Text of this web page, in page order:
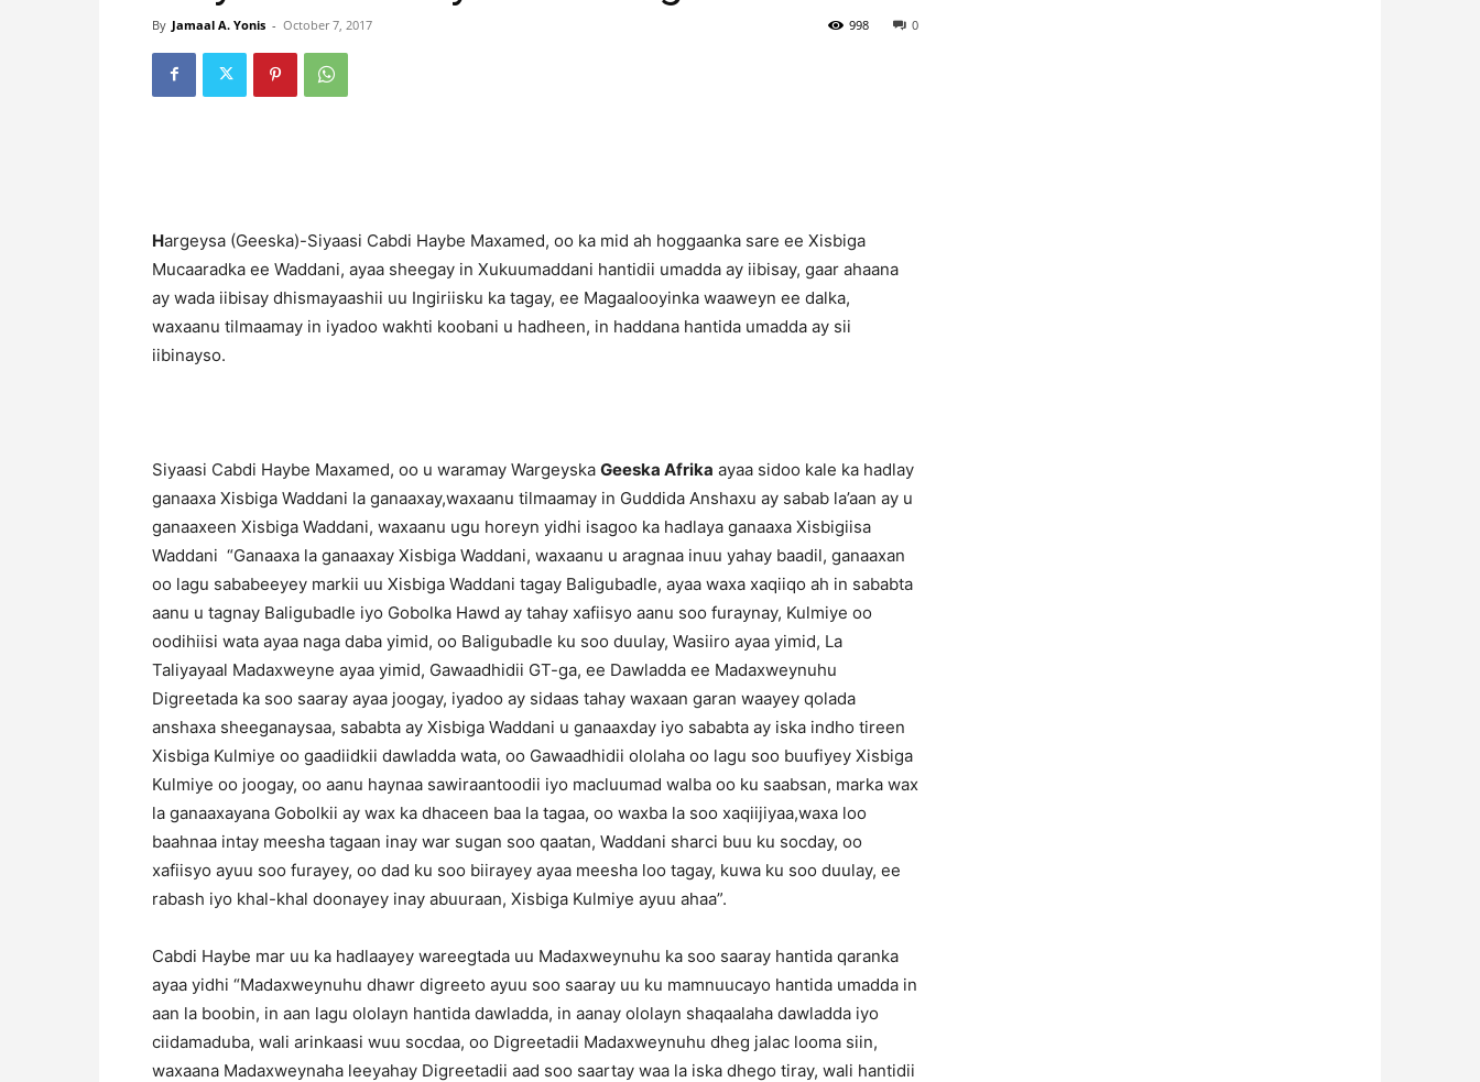
By Jamaal A. Yonis - October 7, 2017 0
998
Hargeysa (Geeska)-Siyaasi Cabdi Haybe Maxamed, oo ka mid ah hoggaanka sare ee Xisbiga
Mucaaradka ee Waddani, ayaa sheegay in Xukuumaddani hantidii umadda ay iibisay, gaar ahaana
ay wada iibisay dhismayaashii uu Ingiriisku ka tagay, ee Magaalooyinka waaweyn ee dalka,
waxaanu tilmaamay in iyadoo wakhti koobani u hadheen, in haddana hantida umadda ay sii
iibinayso.
Siyaasi Cabdi Haybe Maxamed, oo u waramay Wargeyska Geeska Afrika ayaa sidoo kale ka hadlay
ganaaxa Xisbiga Waddani la ganaaxay,waxaanu tilmaamay in Guddida Anshaxu ay sabab la’aan ay u
ganaaxeen Xisbiga Waddani, waxaanu ugu horeyn yidhi isagoo ka hadlaya ganaaxa Xisbigiisa
Waddani “Ganaaxa la ganaaxay Xisbiga Waddani, waxaanu u aragnaa inuu yahay baadil, ganaaxan
oo lagu sababeeyey markii uu Xisbiga Waddani tagay Baligubadle, ayaa waxa xaqiiqo ah in sababta
aanu u tagnay Baligubadle iyo Gobolka Hawd ay tahay xafiisyo aanu soo furaynay, Kulmiye oo
oodihiisi wata ayaa naga daba yimid, oo Baligubadle ku soo duulay, Wasiiro ayaa yimid, La
Taliyayaal Madaxweyne ayaa yimid, Gawaadhidii GT-ga, ee Dawladda ee Madaxweynuhu
Digreetada ka soo saaray ayaa joogay, iyadoo ay sidaas tahay waxaan garan waayey qolada
anshaxa sheeganaysaa, sababta ay Xisbiga Waddani u ganaaxday iyo sababta ay iska indho tireen
Xisbiga Kulmiye oo gaadiidkii dawladda wata, oo Gawaadhidii ololaha oo lagu soo buufiyey Xisbiga
Kulmiye oo joogay, oo aanu haynaa sawiraantoodii iyo macluumad walba oo ku saabsan, marka wax
la ganaaxayana Gobolkii ay wax ka dhaceen baa la tagaa, oo waxba la soo xaqiijiyaa,waxa loo
baahnaa intay meesha tagaan inay war sugan soo qaatan, Waddani sharci buu ku socday, oo
xafiisyo ayuu soo furayey, oo dad ku soo biirayey ayaa meesha loo tagay, kuwa ku soo duulay, ee
rabash iyo khal-khal doonayey inay abuuraan, Xisbiga Kulmiye ayuu ahaa”.
Cabdi Haybe mar uu ka hadlaayey wareegtada uu Madaxweynuhu ka soo saaray hantida qaranka
ayaa yidhi “Madaxweynuhu dhawr digreeto ayuu soo saaray uu ku mamnuucayo hantida umadda in
aan la boobin, in aan lagu ololayn hantida dawladda, in aanay ololayn shaqaalaha dawladda iyo
ciidamaduba, wali arinkaasi wuu socdaa, oo Digreetadii Madaxweynuhu dheg jalac looma siin,
waxaana Madaxweynaha leeyahay Digreetadii aad soo saartay waa la iska dhego tiray, wali hantidii